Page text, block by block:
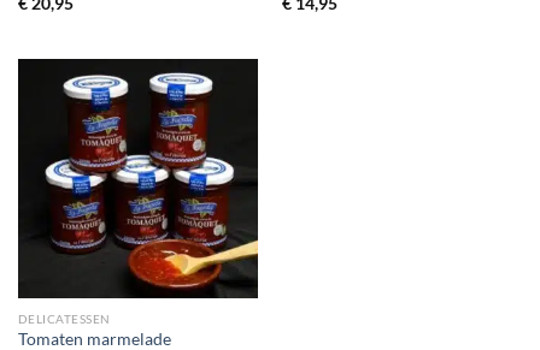
DELICATESSEN
Tomaten marmelade